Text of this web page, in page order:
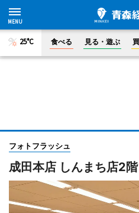
25°C 食べる 見る・遊ぶ
フォトフラッシュ
成田本店 しんまち店2